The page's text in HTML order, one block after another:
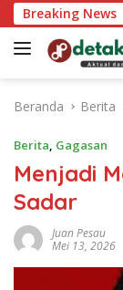
Langsung
ke
konten
Breaking News
NTT
Beranda Berita
Berita, Gagasan
Menjadi
Sadar
Juan Pesau
Mei 13, 2026